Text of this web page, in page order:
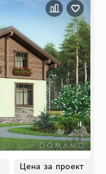
Цена за проект